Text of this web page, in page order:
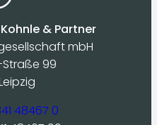
& Partner
mbH
99
48467 0